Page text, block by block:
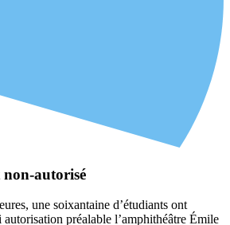
non-autorisé
une soixantaine d’étudiants ont
autorisation préalable l’amphithéâtre Émile